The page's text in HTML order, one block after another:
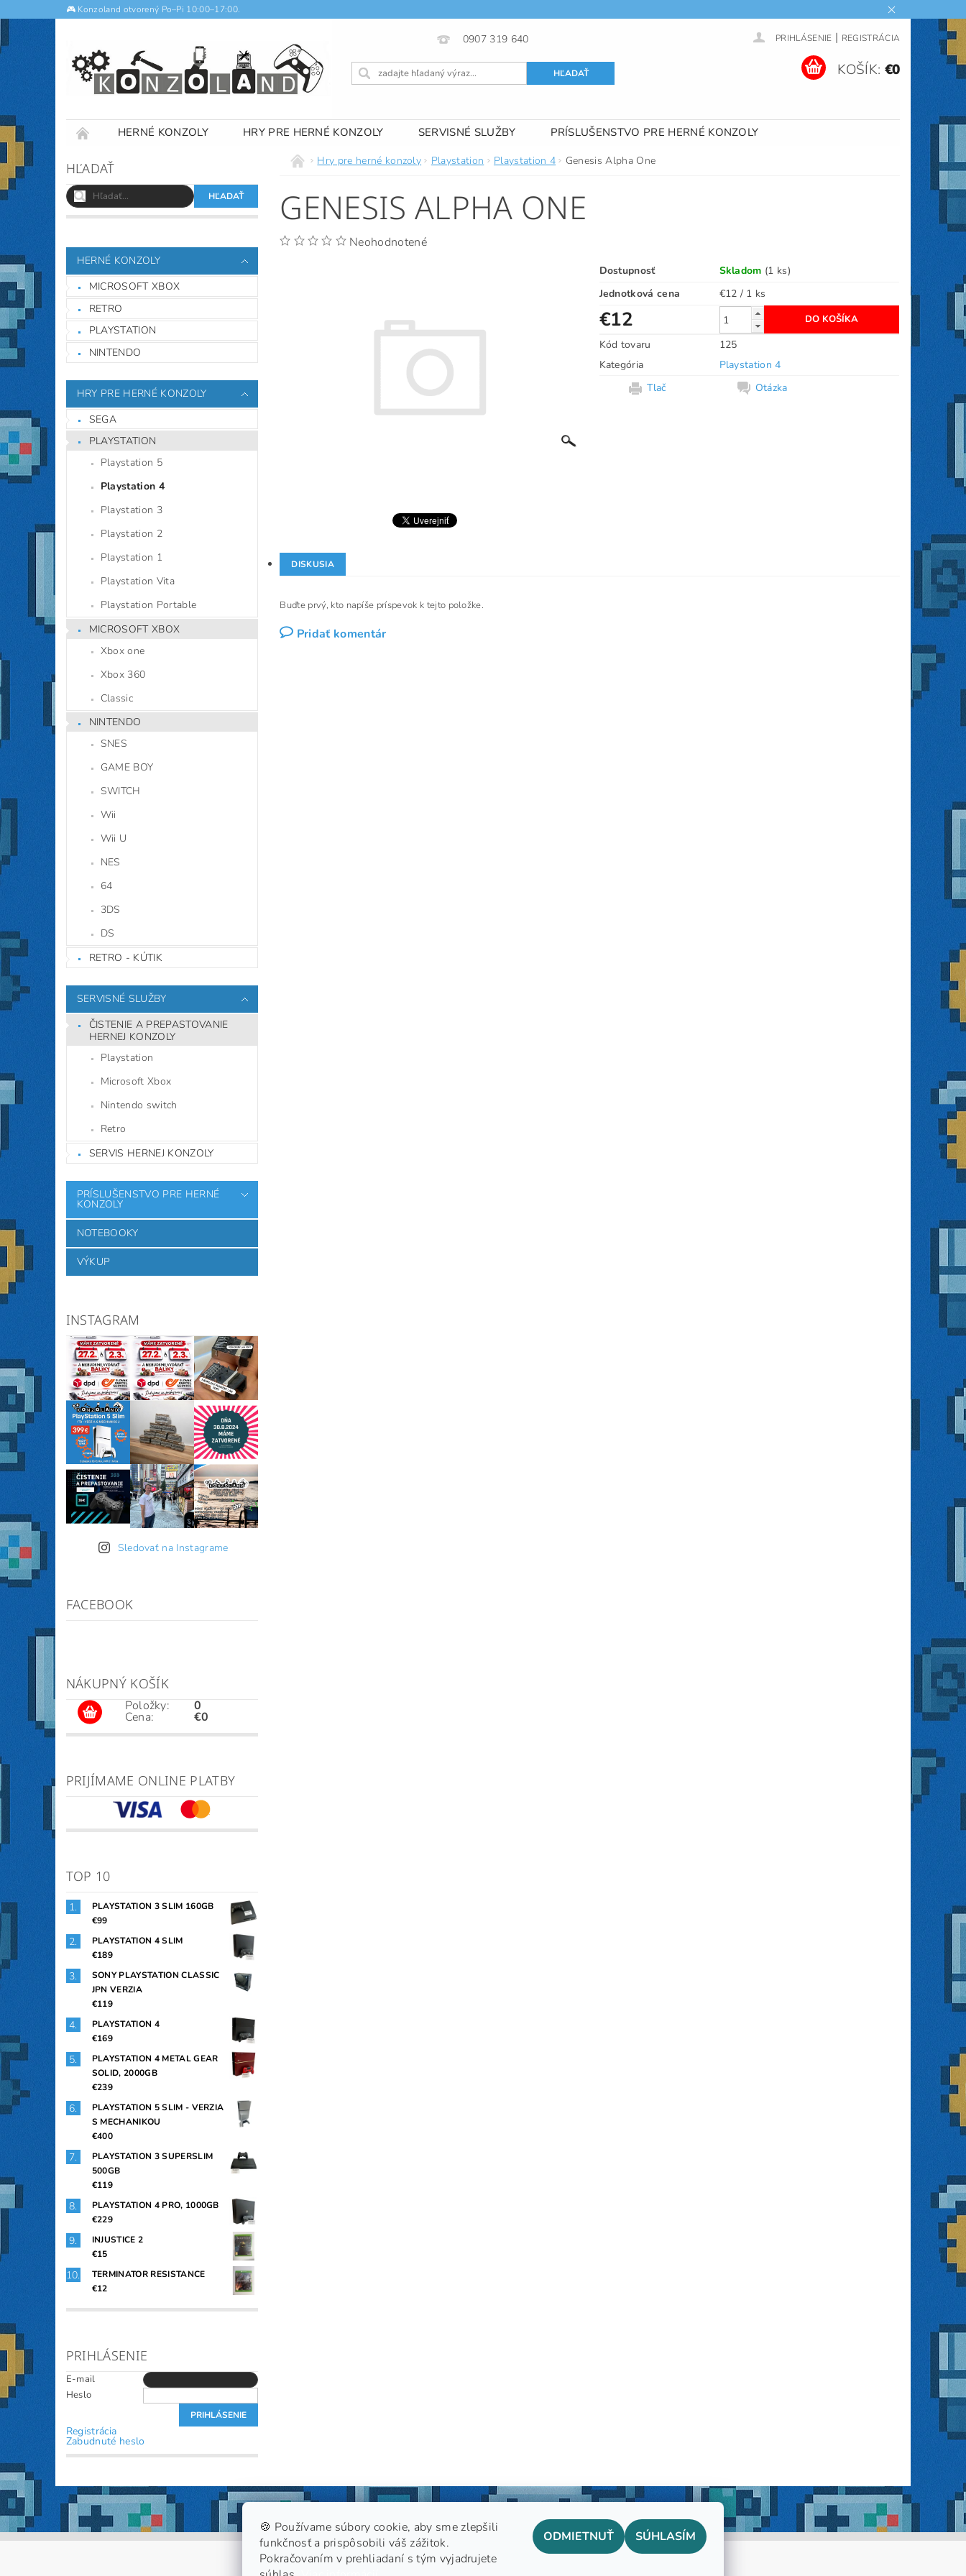
🎮 Konzoland otvorený Po–Pi 10:00–17:00.
0907 319 640 PRIHLÁSENIE | REGISTRÁCIA
KOŠÍK: €0
HERNÉ KONZOLY HRY PRE HERNÉ KONZOLY SERVISNÉ SLUŽBY
PRÍSLUŠENSTVO PRE HERNÉ KONZOLY
NOTEBOOKY
OBCHODNÉ PODMIENKY KONTAKTY
HĽADAŤ
HERNÉ KONZOLY
MICROSOFT XBOX
RETRO
PLAYSTATION
NINTENDO
HRY PRE HERNÉ KONZOLY
SEGA
PLAYSTATION
Playstation 5
Playstation 4
Playstation 3
Playstation 2
Playstation 1
Playstation Vita
Playstation Portable
MICROSOFT XBOX
Xbox one
Xbox 360
Classic
NINTENDO
SNES
GAME BOY
SWITCH
Wii
Wii U
NES
64
3DS
DS
RETRO - KÚTIK
SERVISNÉ SLUŽBY
ČISTENIE A PREPASTOVANIE
HERNEJ KONZOLY
Playstation
Microsoft Xbox
Nintendo switch
Retro
SERVIS HERNEJ KONZOLY
PRÍSLUŠENSTVO PRE HERNÉ
KONZOLY
NOTEBOOKY
VÝKUP
INSTAGRAM
Sledovať na Instagrame
FACEBOOK
NÁKUPNÝ KOŠÍK
Položky:
Cena:
0
€0
PRIJÍMAME ONLINE PLATBY
TOP 10
PLAYSTATION 3 SLIM 160GB
€99
PLAYSTATION 4 SLIM
€189
SONY PLAYSTATION CLASSIC
JPN VERZIA
€119
PLAYSTATION 4
€169
PLAYSTATION 4 METAL GEAR
SOLID, 2000GB
€239
PLAYSTATION 5 SLIM - VERZIA
S MECHANIKOU
€400
PLAYSTATION 3 SUPERSLIM
500GB
€119
PLAYSTATION 4 PRO, 1000GB
€229
INJUSTICE 2
€15
TERMINATOR RESISTANCE
€12
PRIHLÁSENIE
E-mail
Heslo
Registrácia
Zabudnuté heslo
Hry pre herné konzoly Playstation Playstation 4 Genesis Alpha One
GENESIS ALPHA ONE
Neohodnotené
Dostupnosť Skladom (1 ks)
Jednotková cena
€12 / 1 ks
€12
Kód tovaru
125
Kategória
Playstation 4
Tlač
Otázka
DISKUSIA
Buďte prvý, kto napíše príspevok k tejto položke.
Pridať komentár
GDPR
🍪 Používame súbory cookie, aby sme zlepšili
funkčnosť a prispôsobili váš zážitok.
Pokračovaním v prehliadaní s tým vyjadrujete
ODMIETNUŤ SÚHLASÍM